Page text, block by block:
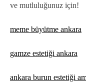
ve mutluluğunuz için!
meme büyütme ankara
gamze estetiği ankara
ankara burun estetiği